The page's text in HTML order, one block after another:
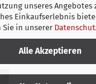
unseres Angebotes
Einkaufserlebnis
in unserer
Alle Akzeptieren